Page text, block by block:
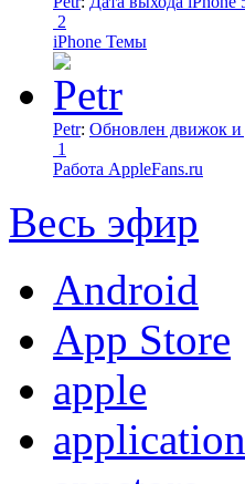
2
iPhone Темы
Petr: Обновлен движок и
1
Работа AppleFans.ru
Весь эфир
Android
App Store
apple